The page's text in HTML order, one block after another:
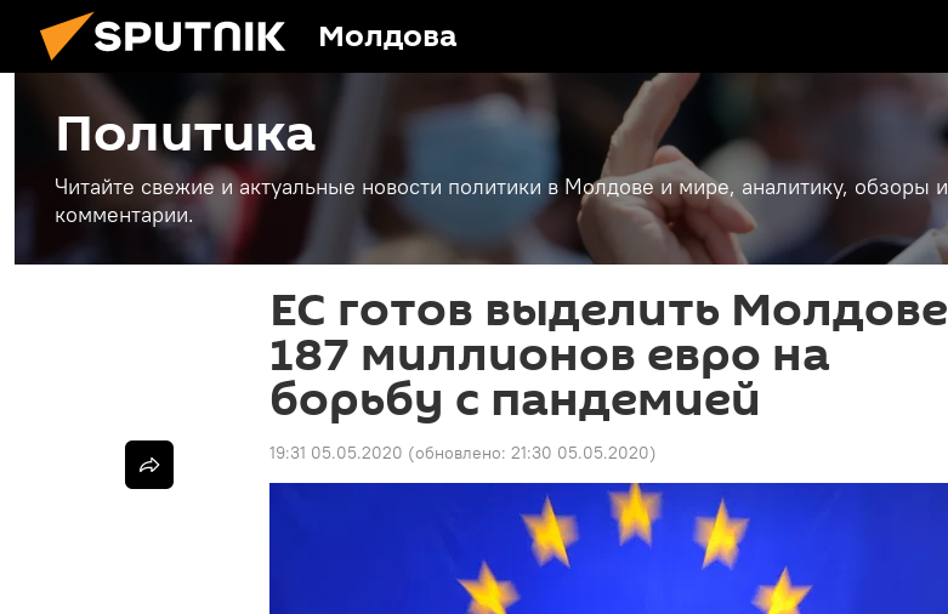
Молдова
Политика
Читайте свежие и актуальные новости политики в Молдове и мире, аналитику, обзоры и
комментарии.
ЕС готов выделить Молдове
187 миллионов евро на
борьбу с пандемией
19:31 05.05.2020 (обновлено: 21:30 05.05.2020)